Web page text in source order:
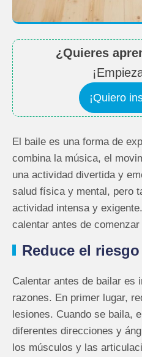
¿Quieres
¡Quiero
El baile es una forma de
combina la música, el
una actividad divertida y
salud física y mental, pero
actividad intensa y
calentar antes de
Reduce el
Calentar antes de bailar es
razones. En primer lugar,
lesiones. Cuando se baila,
diferentes direcciones y
los músculos y las